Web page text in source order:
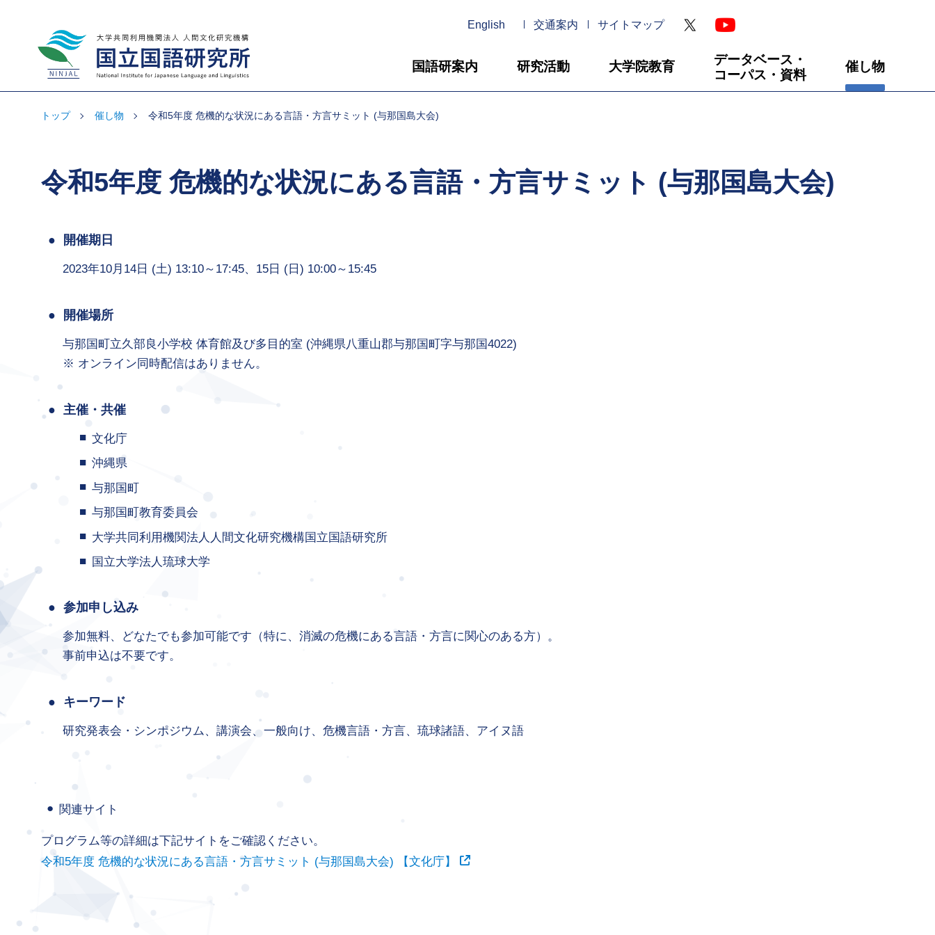
大学共同利用機関法人 人間文化研究機
国語研案内 研究活動 大学院教育
データベース・
コーパス・資料
催し物
English 交通案内 サイトマップ
トップ 催し物 令和5年度 危機的な状況にある言語・方言サミット (与那国島大会)
令和5年度 危機的な状況にある言語・方言サミット (与那国島大会)
開催期日
2023年10月14日 (土) 13:10～17:45、15日 (日) 10:00～15:45
開催場所
与那国町立久部良小学校 体育館及び多目的室 (沖縄県八重山郡与那国町字与那国4022)
オンライン同時配信はありません。
主催・共催
文化庁
沖縄県
与那国町
与那国町教育委員会
大学共同利用機関法人人間文化研究機構国立国語研究所
国立大学法人琉球大学
参加申し込み
参加無料、どなたでも参加可能です（特に、消滅の危機にある言語・方言に関心のある方）。
事前申込は不要です。
キーワード
研究発表会・シンポジウム、講演会、一般向け、危機言語・方言、琉球諸語、アイヌ語
関連サイト
プログラム等の詳細は下記サイトをご確認ください。
令和5年度 危機的な状況にある言語・方言サミット (与那国島大会) 【文化庁】